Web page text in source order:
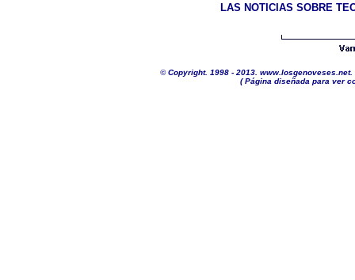
LAS NOTICIAS SOBRE
©Copyright. 1998 - 2013.
( Página diseñada para ver